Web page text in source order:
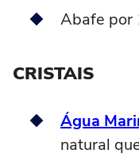
Abafe por
CRISTAIS
Água
natural